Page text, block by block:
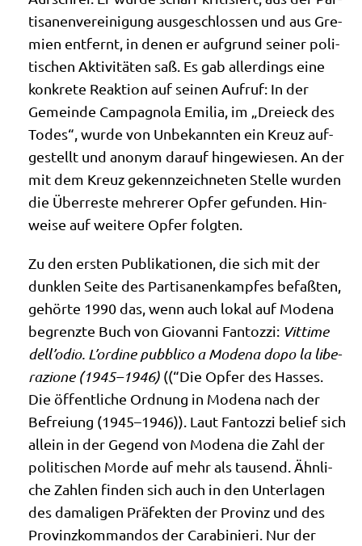
ti­sa­nen­ver­ei­ni­gung aus­ge­schlos­sen und aus Gre­
mi­en ent­fernt, in denen er auf­grund sei­ner poli­
ti­schen Akti­vi­tä­ten saß. Es gab aller­dings eine
kon­kre­te Reak­ti­on auf sei­nen Auf­ruf: In der
Gemein­de Cam­pa­gno­la Emi­lia, im „Drei­eck des
Todes“, wur­de von Unbe­kann­ten ein Kreuz auf­
ge­stellt und anonym dar­auf hin­ge­wie­sen. An der
mit dem Kreuz gekenn­zeich­ne­ten Stel­le wur­den
die Über­re­ste meh­re­rer Opfer gefun­den. Hin­
wei­se auf wei­te­re Opfer folgten.
Zu den ersten Publi­ka­tio­nen, die sich mit der
dunk­len Sei­te des Par­ti­sa­nen­kamp­fes befaß­ten,
gehör­te 1990 das, wenn auch lokal auf Mode­na
begrenz­te Buch von Gio­van­ni Fan­toz­zi: Vitti­me
dell’odio. L’ordine pubbli­co a Mode­na dopo la libe­
ra­zio­ne (1945–1946) ((“Die Opfer des Has­ses.
Die öffent­li­che Ord­nung in Mode­na nach der
Befrei­ung (1945–1946)). Laut Fan­toz­zi belief sich
allein in der Gegend von Mode­na die Zahl der
poli­ti­schen Mor­de auf mehr als tau­send. Ähn­li­
che Zah­len fin­den sich auch in den Unter­la­gen
des dama­li­gen Prä­fek­ten der Pro­vinz und des
Pro­vinz­kom­man­dos der Cara­bi­nie­ri. Nur der